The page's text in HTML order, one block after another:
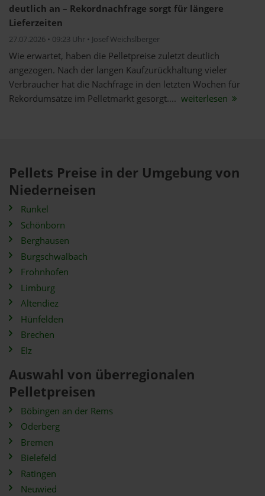
deutlich an – Rekordnachfrage sorgt für längere
Lieferzeiten
27.07.2026 • 09:23 Uhr • Josef Weichslberger
Wie erwartet, haben die Pelletpreise zuletzt deutlich
angezogen. Nach der langen Kaufzurückhaltung vieler
Verbraucher hat die Nachfrage in den letzten Wochen für
Rekordumsätze im Pelletmarkt gesorgt.... weiterlesen
Pellets Preise in der Umgebung von
Niederneisen
Runkel
Schönborn
Berghausen
Burgschwalbach
Frohnhofen
Limburg
Altendiez
Hünfelden
Brechen
Elz
Auswahl von überregionalen
Pelletpreisen
Böbingen an der Rems
Oderberg
Bremen
Bielefeld
Ratingen
Neuwied